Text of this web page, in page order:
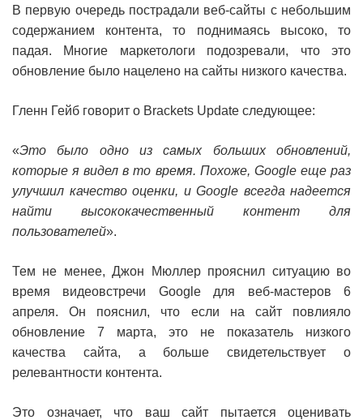
В первую очередь пострадали веб-сайты с небольшим
содержанием контента, то поднимаясь высоко, то
падая. Многие маркетологи подозревали, что это
обновление было нацелено на сайты низкого качества.
Гленн Гейб говорит о Brackets Update следующее:
«Это было одно из самых больших обновлений,
которые я видел в то время. Похоже, Google еще раз
улучшил качество оценки, и Google всегда надеется
найти высококачественный контент для
пользователей».
Тем не менее, Джон Мюллер прояснил ситуацию во
время видеовстречи Google для веб-мастеров 6
апреля. Он пояснил, что если на сайт повлияло
обновление 7 марта, это не показатель низкого
качества сайта, а больше свидетельствует о
релевантности контента.
Это означает, что ваш сайт пытается оценивать